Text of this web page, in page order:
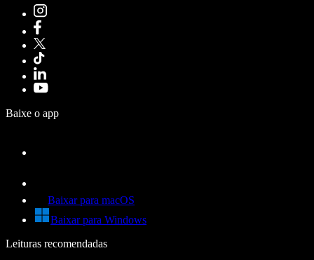
Baixe o app
Baixar para macOS
Baixar para Windows
Leituras recomendadas